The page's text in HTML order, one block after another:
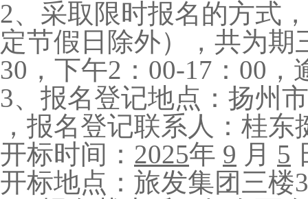
2、采取限时报名的方式
定节假日除外），共为期
30，下午2：00-17：00
3、报名登记地点：扬州
，报名登记联系人：桂东
开标时间： 2025年 9 月 5
开标地点：旅发集团三楼